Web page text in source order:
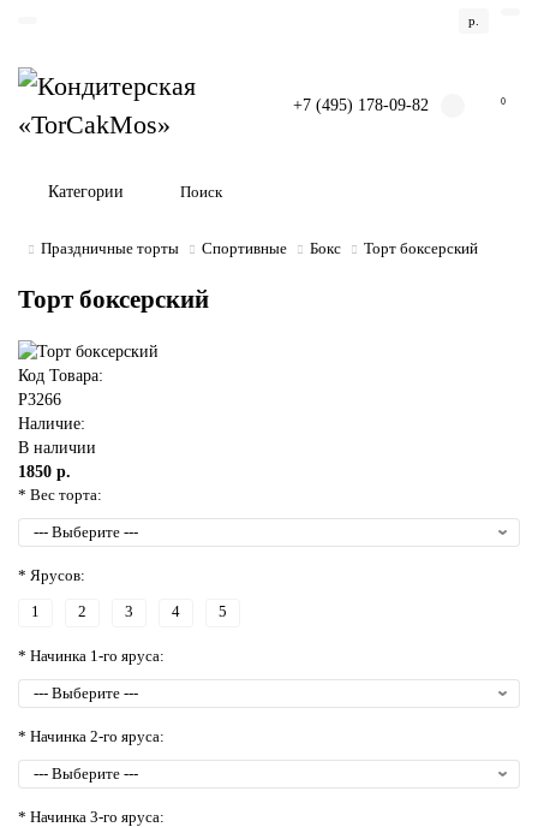
р.
+7 (495) 178-09-82 0
Категории
Праздничные торты Спортивные Бокс Торт боксерский
Торт боксерский
Код Товара:
P3266
Наличие:
В наличии
1850 р.
* Вес торта:
* Ярусов:
1 2 3 4 5
* Начинка 1-го яруса:
* Начинка 2-го яруса:
* Начинка 3-го яруса: